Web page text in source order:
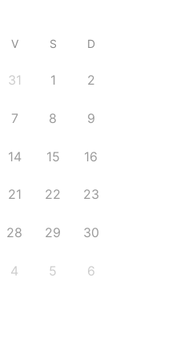
V S D
31 1 2
7 8 9
14 15 16
21 22 23
28 29 30
4 5 6